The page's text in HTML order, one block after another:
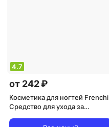
4.7
от 242 ₽
Косметика для ногтей Frenchi
Средство для ухода за